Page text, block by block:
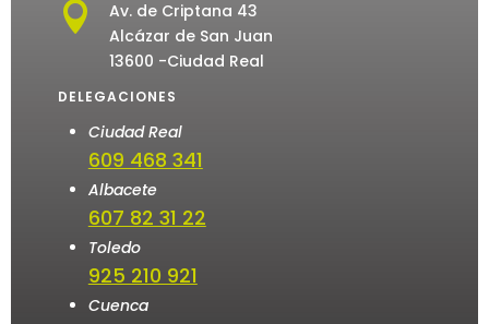

Av. de Criptana 43
Alcázar de San Juan
13600 -Ciudad Real
DELEGACIONES
Ciudad Real
609 468 341
Albacete
607 82 31 22
Toledo
925 210 921
Cuenca